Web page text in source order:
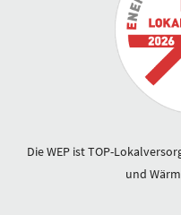
Die WEP ist TOP-
und